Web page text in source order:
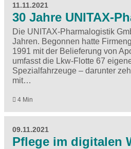
11.11.2021
30 Jahre UNITAX-
Die UNITAX-Pharmalogistik
Jahren. Begonnen hatte
1991 mit der Belieferung von
umfasst die Lkw-Flotte 67
Spezialfahrzeuge – darunter
mit…
4 Min
09.11.2021
Pflege im digitalen